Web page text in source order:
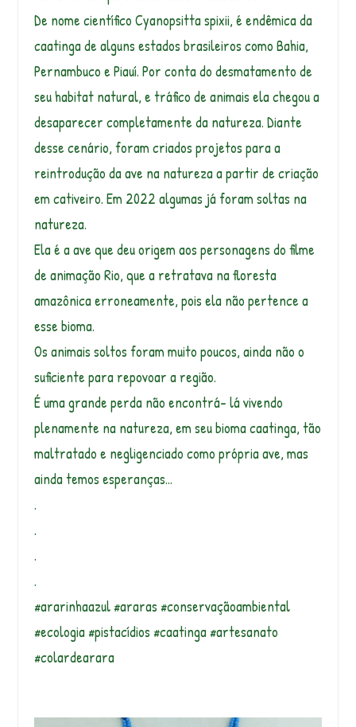
De nome científico Cyanopsitta spixii, é endêmica da
caatinga de alguns estados brasileiros como Bahia,
Pernambuco e Piauí. Por conta do desmatamento de
seu habitat natural, e tráfico de animais ela chegou a
desaparecer completamente da natureza. Diante
desse cenário, foram criados projetos para a
reintrodução da ave na natureza a partir de criação
em cativeiro. Em 2022 algumas já foram soltas na
natureza.
Ela é a ave que deu origem aos personagens do filme
de animação Rio, que a retratava na floresta
amazônica erroneamente, pois ela não pertence a
esse bioma.
Os animais soltos foram muito poucos, ainda não o
suficiente para repovoar a região.
É uma grande perda não encontrá- lá vivendo
plenamente na natureza, em seu bioma caatinga, tão
maltratado e negligenciado como própria ave, mas
ainda temos esperanças…
.
.
.
.
#ararinhaazul #araras #conservaçãoambiental
#ecologia #pistacídios #caatinga #artesanato
#colardearara